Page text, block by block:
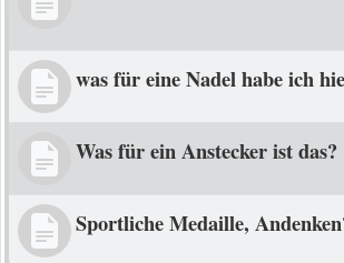
was für eine Nadel habe ich
Was für ein Anstecker ist das?
Sportliche Medaille,